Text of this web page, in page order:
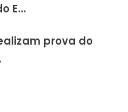
E...
prova do